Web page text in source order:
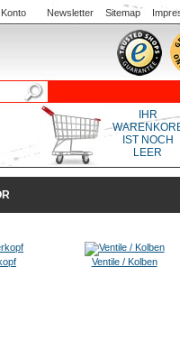
Newsletter Sitemap
IHR
IST NOCH
LEER
Ventile / Kolben